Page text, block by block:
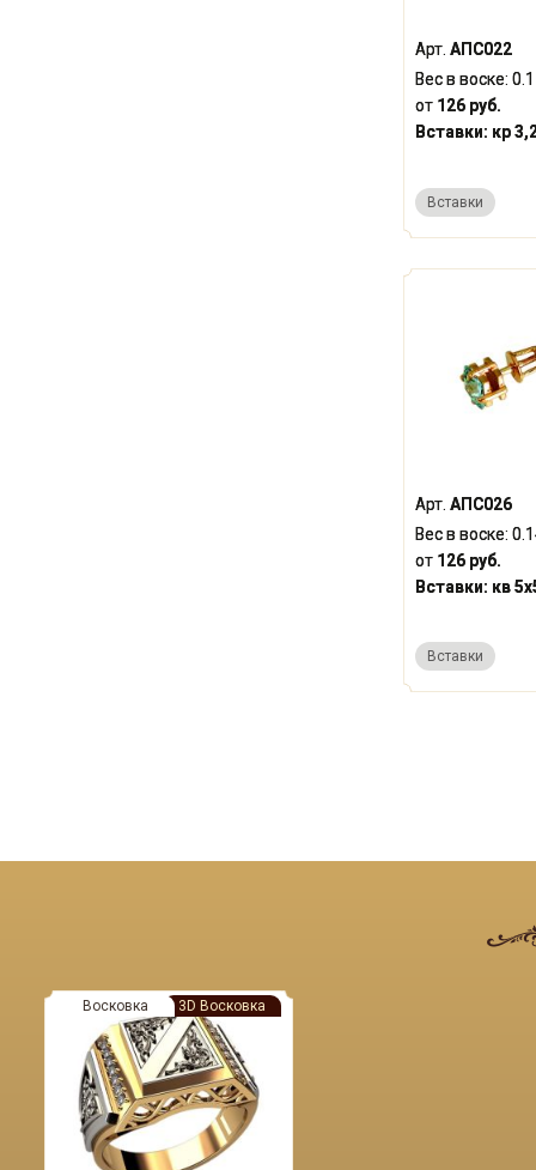
Арт. АПС022
Вес в воске:
от 126 руб.
Вставки: кр
Вставки
Арт. АПС026
Вес в воске:
от 126 руб.
Вставки: кв
Вставки
Восковка 3D Восковка